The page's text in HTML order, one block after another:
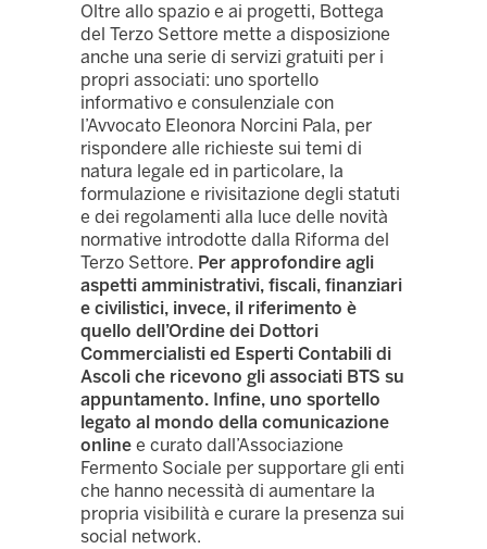
Oltre allo spazio e ai progetti, Bottega
del Terzo Settore mette a disposizione
anche una serie di servizi gratuiti per i
propri associati: uno sportello
informativo e consulenziale con
l’Avvocato Eleonora Norcini Pala, per
rispondere alle richieste sui temi di
natura legale ed in particolare, la
formulazione e rivisitazione degli statuti
e dei regolamenti alla luce delle novità
normative introdotte dalla Riforma del
Terzo Settore. Per approfondire agli
aspetti amministrativi, fiscali, finanziari
e civilistici, invece, il riferimento è
quello dell’Ordine dei Dottori
Commercialisti ed Esperti Contabili di
Ascoli che ricevono gli associati BTS su
appuntamento. Infine, uno sportello
legato al mondo della comunicazione
online e curato dall’Associazione
Fermento Sociale per supportare gli enti
che hanno necessità di aumentare la
propria visibilità e curare la presenza sui
social network.